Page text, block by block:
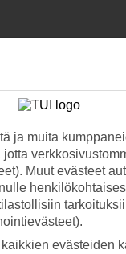
ja muita
Muut evästeet
evästeiden